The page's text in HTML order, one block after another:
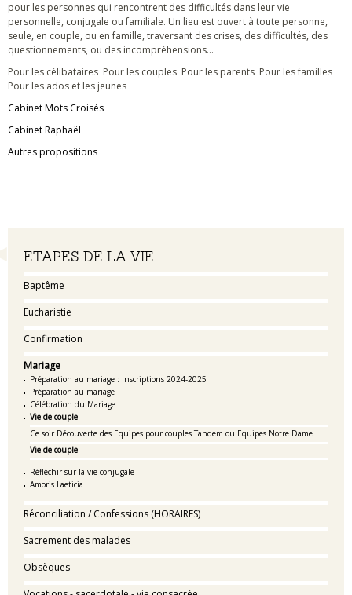
Navigation
ETAPES DE LA VIE
Baptême
Eucharistie
Confirmation
Mariage
Préparation au mariage : Inscriptions 2024-2025
Préparation au mariage
Célébration du Mariage
Vie de couple
Ce soir Découverte des Equipes pour couples Tandem ou Equipes Notre Dame
Vie de couple
Réfléchir sur la vie conjugale
Amoris Laeticia
Réconciliation / Confessions (HORAIRES)
Sacrement des malades
Obsèques
pour les personnes qui rencontrent des difficultés dans leur vie
personnelle, conjugale ou familiale. Un lieu est ouvert à toute personne,
seule, en couple, ou en famille, traversant des crises, des difficultés, des
questionnements, ou des incompréhensions…
Pour les célibataires Pour les couples Pour les parents Pour les familles
Pour les ados et les jeunes
Cabinet Mots Croisés
Cabinet Raphaël
Autres propositions